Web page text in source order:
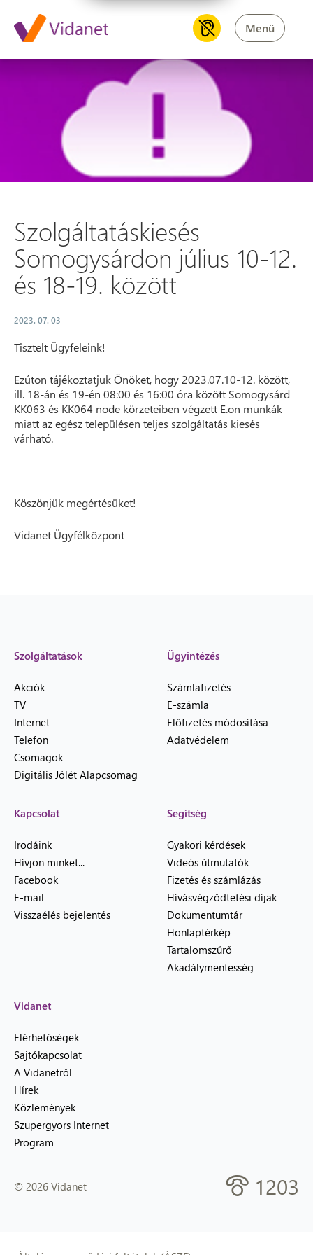
Menü
Szolgáltatáskiesés
Szolgáltatáskiesés
Somogysárdon július 10-12.
és 18-19. között
2023. 07. 03
Tisztelt Ügyfeleink!
Ezúton tájékoztatjuk Önöket, hogy 2023.07.10-12. között,
ill. 18-án és 19-én 08:00 és 16:00 óra között Somogysárd
KK063 és KK064 node körzeteiben végzett E.on munkák
miatt az egész településen teljes szolgáltatás kiesés
várható.
Köszönjük megértésüket!
Vidanet Ügyfélközpont
Szolgáltatások
Akciók
TV
Internet
Telefon
Csomagok
Digitális Jólét Alapcsomag
Ügyintézés
Számlafizetés
E-számla
Előfizetés módosítása
Adatvédelem
Kapcsolat
Irodáink
Hívjon minket...
Facebook
E-mail
Visszaélés bejelentés
Segítség
Gyakori kérdések
Videós útmutatók
Fizetés és számlázás
Hívásvégződtetési díjak
Dokumentumtár
Honlaptérkép
Tartalomszűrő
Akadálymentesség
Vidanet
Elérhetőségek
Sajtókapcsolat
A Vidanetről
Hírek
Közlemények
Szupergyors Internet
Program
© 2026 Vidanet 1203